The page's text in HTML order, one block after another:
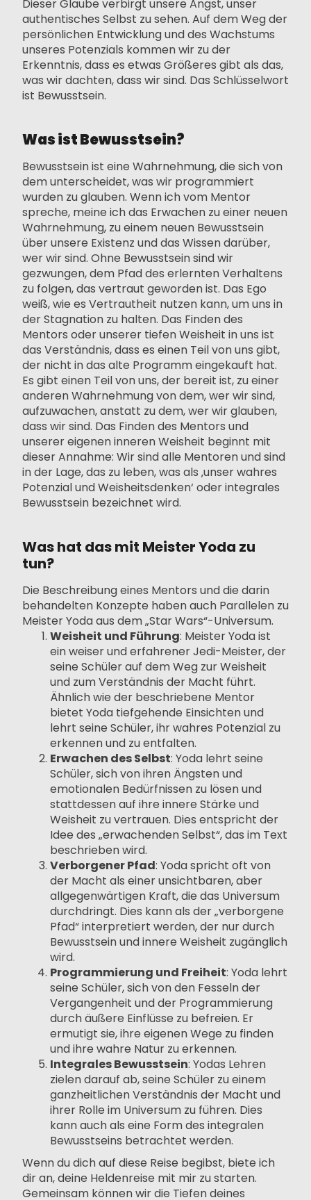
Dieser Glaube verbirgt unsere Angst, unser
authentisches Selbst zu sehen. Auf dem Weg der
persönlichen Entwicklung und des Wachstums
unseres Potenzials kommen wir zu der
Erkenntnis, dass es etwas Größeres gibt als das,
was wir dachten, dass wir sind. Das Schlüsselwort
ist Bewusstsein.
Was ist Bewusstsein?
Bewusstsein ist eine Wahrnehmung, die sich von
dem unterscheidet, was wir programmiert
wurden zu glauben. Wenn ich vom Mentor
spreche, meine ich das Erwachen zu einer neuen
Wahrnehmung, zu einem neuen Bewusstsein
über unsere Existenz und das Wissen darüber,
wer wir sind. Ohne Bewusstsein sind wir
gezwungen, dem Pfad des erlernten Verhaltens
zu folgen, das vertraut geworden ist. Das Ego
weiß, wie es Vertrautheit nutzen kann, um uns in
der Stagnation zu halten. Das Finden des
Mentors oder unserer tiefen Weisheit in uns ist
das Verständnis, dass es einen Teil von uns gibt,
der nicht in das alte Programm eingekauft hat.
Es gibt einen Teil von uns, der bereit ist, zu einer
anderen Wahrnehmung von dem, wer wir sind,
aufzuwachen, anstatt zu dem, wer wir glauben,
dass wir sind. Das Finden des Mentors und
unserer eigenen inneren Weisheit beginnt mit
dieser Annahme: Wir sind alle Mentoren und sind
in der Lage, das zu leben, was als ‚unser wahres
Potenzial und Weisheitsdenken‘ oder integrales
Bewusstsein bezeichnet wird.
Was hat das mit Meister Yoda zu
tun?
Die Beschreibung eines Mentors und die darin
behandelten Konzepte haben auch Parallelen zu
Meister Yoda aus dem „Star Wars“-Universum.
Weisheit und Führung: Meister Yoda ist
ein weiser und erfahrener Jedi-Meister, der
seine Schüler auf dem Weg zur Weisheit
und zum Verständnis der Macht führt.
Ähnlich wie der beschriebene Mentor
bietet Yoda tiefgehende Einsichten und
lehrt seine Schüler, ihr wahres Potenzial zu
erkennen und zu entfalten.
Erwachen des Selbst: Yoda lehrt seine
Schüler, sich von ihren Ängsten und
emotionalen Bedürfnissen zu lösen und
stattdessen auf ihre innere Stärke und
Weisheit zu vertrauen. Dies entspricht der
Idee des „erwachenden Selbst“, das im Text
beschrieben wird.
Verborgener Pfad: Yoda spricht oft von
der Macht als einer unsichtbaren, aber
allgegenwärtigen Kraft, die das Universum
durchdringt. Dies kann als der „verborgene
Pfad“ interpretiert werden, der nur durch
Bewusstsein und innere Weisheit zugänglich
wird.
Programmierung und Freiheit: Yoda lehrt
seine Schüler, sich von den Fesseln der
Vergangenheit und der Programmierung
durch äußere Einflüsse zu befreien. Er
ermutigt sie, ihre eigenen Wege zu finden
und ihre wahre Natur zu erkennen.
Integrales Bewusstsein: Yodas Lehren
zielen darauf ab, seine Schüler zu einem
ganzheitlichen Verständnis der Macht und
ihrer Rolle im Universum zu führen. Dies
kann auch als eine Form des integralen
Bewusstseins betrachtet werden.
Wenn du dich auf diese Reise begibst, biete ich
dir an, deine Heldenreise mit mir zu starten.
Gemeinsam können wir die Tiefen deines